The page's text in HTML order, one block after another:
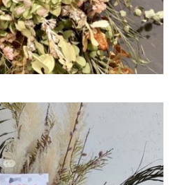
ドライフラワー